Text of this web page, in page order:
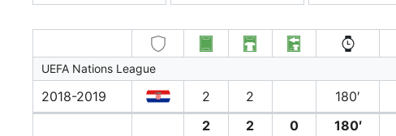
UEFA Nations League
2018-2019 2 2
180′
2
2 0 180′